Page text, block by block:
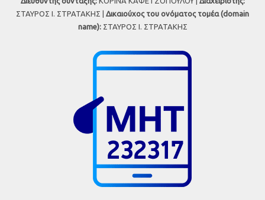
ΣΤΑΥΡΟΣ Ι. ΣΤΡΑΤΑΚΗΣ | Δικαιούχος του ονόματος τομέα (domain
name):ΣΤΑΥΡΟΣ Ι. ΣΤΡΑΤΑΚΗΣ